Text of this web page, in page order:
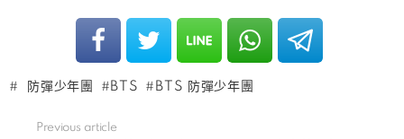
防彈少年團 BTS BTS 防彈少年團
Previous article